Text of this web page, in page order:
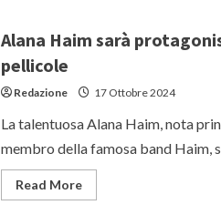
perfetta”:
Alfonso
Blanchett
una
miniserie
da
non
perdere
Alana Haim sarà
pellicole
Redazione 17 Ottobre 2024
La talentuosa Alana Haim, nota
membro della famosa band Haim,
Read MoreRead
more